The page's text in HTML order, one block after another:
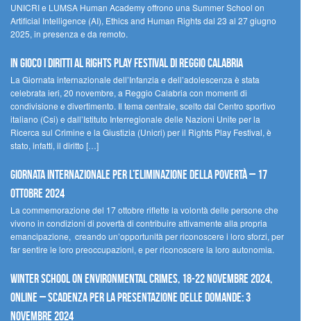
UNICRI e LUMSA Human Academy offrono una Summer School on
Artificial Intelligence (AI), Ethics and Human Rights dal 23 al 27 giugno
2025, in presenza e da remoto.
In gioco i diritti al Rights Play Festival di Reggio Calabria
La Giornata internazionale dell’Infanzia e dell’adolescenza è stata
celebrata ieri, 20 novembre, a Reggio Calabria con momenti di
condivisione e divertimento. Il tema centrale, scelto dal Centro sportivo
italiano (Csi) e dall’Istituto Interregionale delle Nazioni Unite per la
Ricerca sul Crimine e la Giustizia (Unicri) per il Rights Play Festival, è
stato, infatti, il diritto […]
Giornata internazionale per l’eliminazione della povertà – 17
ottobre 2024
La commemorazione del 17 ottobre riflette la volontà delle persone che
vivono in condizioni di povertà di contribuire attivamente alla propria
emancipazione, creando un’opportunità per riconoscere i loro sforzi, per
far sentire le loro preoccupazioni, e per riconoscere la loro autonomia.
Winter School on Environmental Crimes, 18-22 novembre 2024,
Online – Scadenza per la presentazione delle domande: 3
novembre 2024